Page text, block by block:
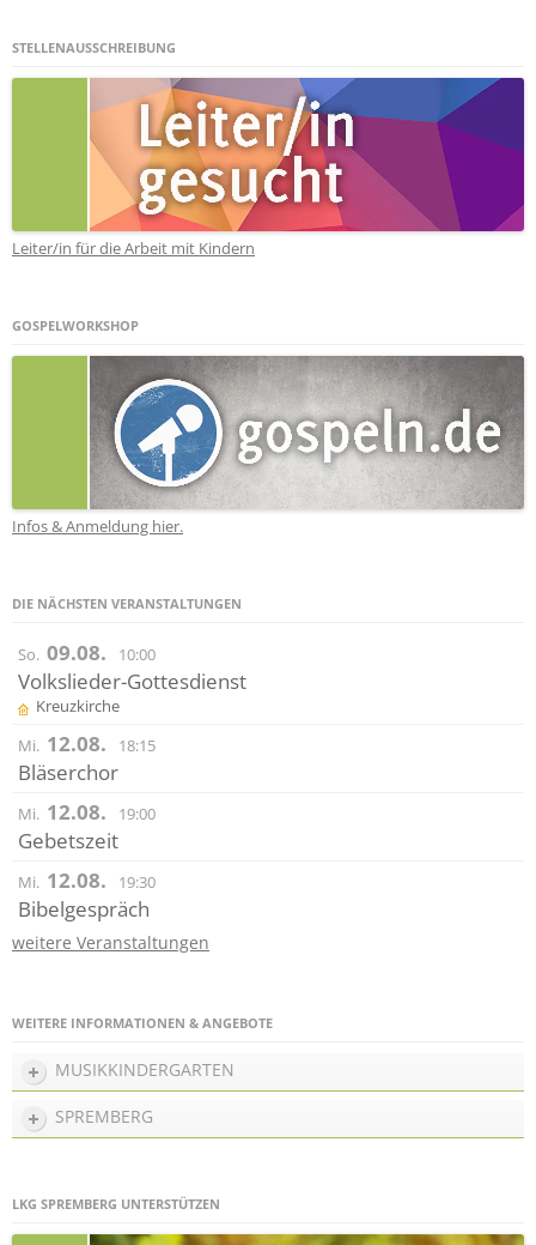
STELLENAUSSCHREIBUNG
Leiter/in für die Arbeit mit Kindern
GOSPELWORKSHOP
Infos & Anmeldung hier.
DIE NÄCHSTEN VERANSTALTUNGEN
So. 09.08. 10:00
Volkslieder-Gottesdienst
Kreuzkirche
Mi. 12.08. 18:15
Bläserchor
Mi. 12.08. 19:00
Gebetszeit
Mi. 12.08. 19:30
Bibelgespräch
weitere Veranstaltungen
WEITERE INFORMATIONEN & ANGEBOTE
MUSIKKINDERGARTEN
SPREMBERG
LKG SPREMBERG UNTERSTÜTZEN